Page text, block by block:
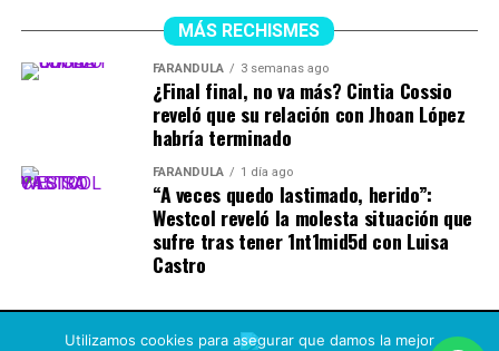
MÁS RECHISMES
FARÁNDULA 3 semanas ago
¿Final final, no va más? Cintia Cossio
reveló que su relación con Jhoan López
habría terminado
FARÁNDULA 1 día ago
“A veces quedo lastimado, herido”:
Westcol reveló la molesta situación que
sufre tras tener 1nt1mid5d con Luisa
Castro
Utilizamos cookies para asegurar que damos la mejor